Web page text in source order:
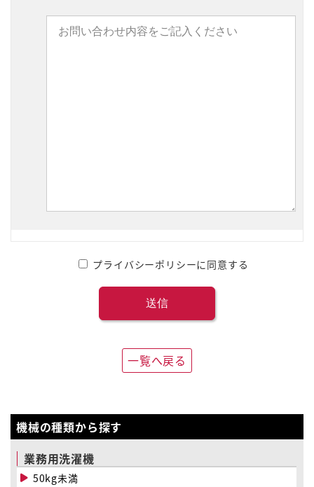
プライバシーポリシーに同意する
一覧へ戻る
機械の種類から探す
業務用洗濯機
50kg未満